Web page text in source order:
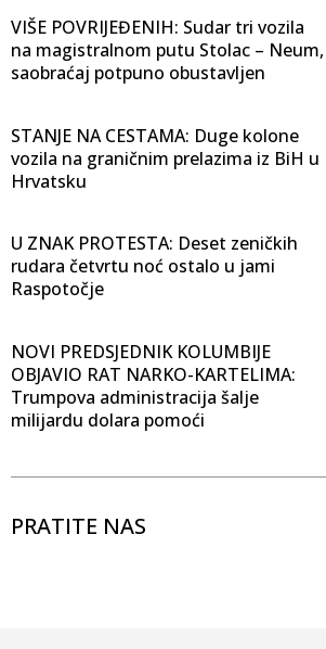
VIŠE POVRIJEĐENIH: Sudar tri vozila
na magistralnom putu Stolac – Neum,
saobraćaj potpuno obustavljen
STANJE NA CESTAMA: Duge kolone
vozila na graničnim prelazima iz BiH u
Hrvatsku
U ZNAK PROTESTA: Deset zeničkih
rudara četvrtu noć ostalo u jami
Raspotočje
NOVI PREDSJEDNIK KOLUMBIJE
OBJAVIO RAT NARKO-KARTELIMA:
Trumpova administracija šalje
milijardu dolara pomoći
PRATITE NAS